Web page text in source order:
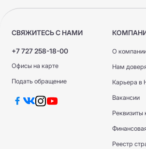
СВЯЖИТЕСЬ С НАМИ
+7 727 258-18-00
Офисы на карте
Подать обращение
О
Нам
Карьера в
Вакансии
Реквизиты
Реестр